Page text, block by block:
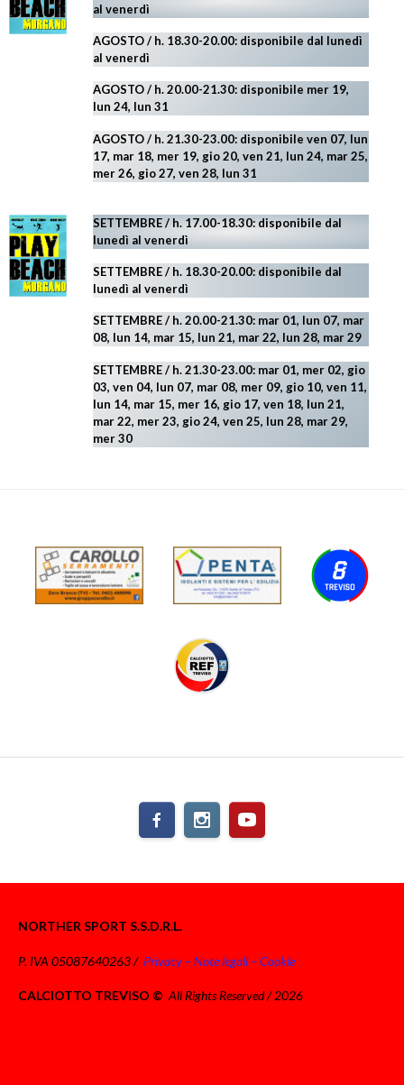
al venerdì
AGOSTO/ h. 18.30-20.00: disponibile dal lunedì
al venerdì
AGOSTO / h. 20.00-21.30: disponibile mer 19,
lun 24, lun 31
AGOSTO/ h. 21.30-23.00: disponibile ven 07, lun
17, mar 18, mer 19, gio 20, ven 21, lun 24, mar 25,
mer 26, gio 27, ven 28, lun 31
SETTEMBRE / h. 17.00-18.30: disponibile dal
lunedì al venerdì
SETTEMBRE / h. 18.30-20.00: disponibile dal
lunedì al venerdì
SETTEMBRE / h. 20.00-21.30: mar 01, lun 07, mar
08, lun 14, mar 15, lun 21, mar 22, lun 28, mar 29
SETTEMBRE / h. 21.30-23.00: mar 01, mer 02, gio
03, ven 04, lun 07, mar 08, mer 09, gio 10, ven 11,
lun 14, mar 15, mer 16, gio 17, ven 18, lun 21,
mar 22, mer 23, gio 24, ven 25, lun 28, mar 29,
mer 30
NORTHER SPORT S.S.D.R.L.
P. IVA 05087640263 / Privacy – Note legali – Cookie
CALCIOTTO TREVISO © All Rights Reserved / 2026